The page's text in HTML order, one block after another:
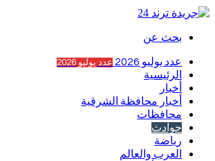
بحث عن
عدد يوليو 2026 عدد يوليو 2026
الرئيسية
أخبار
أخبار محافظة الشرقية
محافظات
حوادث
رياضة
العرب والعالم